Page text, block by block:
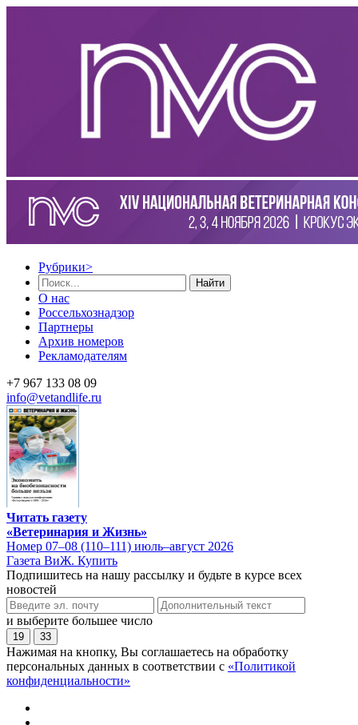
Рубрики>
Найти
О нас
Россельхознадзор
Партнеры
Архив номеров
Рекламодателям
+7 967 133 08 09
info@vetandlife.ru
Читать газету
«Ветеринария и Жизнь»
Номер 07–08 (110–111) июль–август 2026
Газета ВиЖ. Купить
Подпишитесь на нашу рассылку и будьте в курсе всех
новостей
и выберите большее число
19 33
Нажимая на кнопку, Вы соглашаетесь на обработку
персональных данных в соответствии с «Политикой
конфиденциальности»